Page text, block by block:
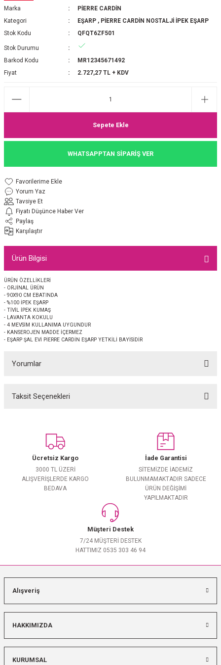
2025-2026 SONBAHAR KIŞ
JAKAR EŞARP
PAMUK EŞARP
İPEK EŞARP
EŞARP 2025-2026 SONBAHAR KIŞ
EŞARP
ŞAL
MEDİNE İPEĞİ ŞAL
ŞAL
JAKAR ŞAL
İpek Koton Şal
Marka
PİERRE CARDİN
Kategori
EŞARP , PİERRE CARDİN NOSTALJİ İPEK EŞARP
Stok Kodu
QFQT6ZF501
Stok Durumu
Barkod Kodu
MR12345671492
Fiyat
2.727,27 TL + KDV
Sepete Ekle
WHATSAPPTAN SİPARİŞ VER
Yorum Yaz
Tavsiye Et
Fiyatı Düşünce Haber Ver
Paylaş
Karşılaştır
Ürün Bilgisi
ÜRÜN ÖZELLİKLERİ
- ORJİNAL ÜRÜN
- 90X90 CM EBATINDA
- %100 İPEK EŞARP
- TİVİL İPEK KUMAŞ
- LAVANTA KOKULU
- 4 MEVSİM KULLANIMA UYGUNDUR
- KANSEROJEN MADDE İÇERMEZ
- EŞARP ŞAL EVİ PİERRE CARDİN EŞARP YETKİLİ BAYİSİDİR
Yorumlar
Taksit Seçenekleri
Ücretsiz Kargo
3000 TL ÜZERİ
ALIŞVERİŞLERDE KARGO
BEDAVA
İade Garantisi
SİTEMİZDE İADEMİZ
BULUNMAMAKTADIR SADECE
ÜRÜN DEĞİŞİMİ
YAPILMAKTADIR
Müşteri Destek
7/24 MÜŞTERİ DESTEK
HATTIMIZ 0535 303 46 94
Alışveriş
HAKKIMIZDA
KURUMSAL